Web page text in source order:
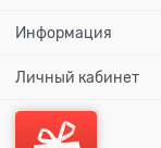
Информация
Личный кабинет